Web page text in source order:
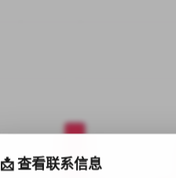
📩 查看联系信息